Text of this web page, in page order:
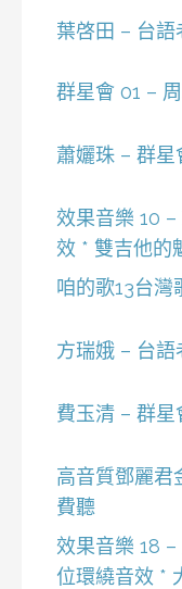
葉啓田 – 台語
群星會 01 –
蕭孋珠 – 群星
效果音樂 10
效 * 雙吉他的
咱的歌13台灣
方瑞娥 – 台
費玉清 – 群星
高音質鄧麗君
費聽
效果音樂 18
位環繞音效 *